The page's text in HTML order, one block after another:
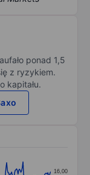
ponad 1,5
z ryzykiem.
kapitału.
16,00